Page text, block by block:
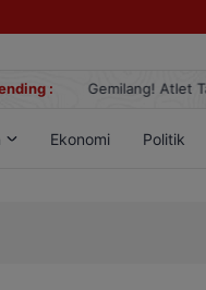
: Gemilang! Atlet
Ekonomi Politik